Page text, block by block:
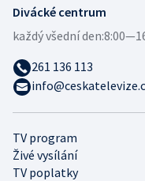
TV program
Živé vysílání
TV poplatky
Divácké centrum
každý všední den:
261 136 113